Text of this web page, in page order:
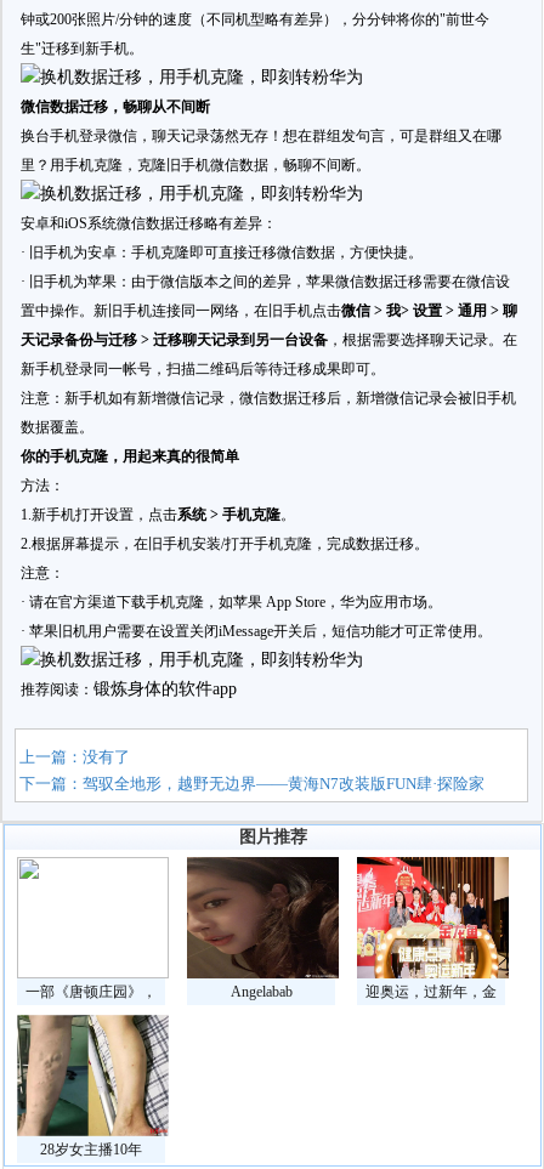
钟或200张照片/分钟的速度（不同机型略有差异），分分钟将你的"前世今
生"迁移到新手机。
微信数据迁移，畅聊从不间断
换台手机登录微信，聊天记录荡然无存！想在群组发句言，可是群组又在哪
里？用手机克隆，克隆旧手机微信数据，畅聊不间断。
安卓和iOS系统微信数据迁移略有差异：
· 旧手机为安卓：手机克隆即可直接迁移微信数据，方便快捷。
· 旧手机为苹果：由于微信版本之间的差异，苹果微信数据迁移需要在微信设
置中操作。新旧手机连接同一网络，在旧手机点击微信 > 我> 设置 > 通用 > 聊
天记录备份与迁移 > 迁移聊天记录到另一台设备 ，根据需要选择聊天记录。在
新手机登录同一帐号 ，扫描二维码后等待迁移成果即可。
注意：新手机如有新增微信记录，微信数据迁移后，新增微信记录会被旧手机
数据覆盖。
你的手机克隆，用起来真的很简单
方法：
1.新手机打开设置，点击系统 > 手机克隆。
2.根据屏幕提示，在旧手机安装/打开手机克隆，完成数据迁移。
注意：
· 请在官方渠道下载手机克隆，如苹果 App Store，华为应用市场。
· 苹果旧机用户需要在设置关闭iMessage开关后，短信功能才可正常使用。
推荐阅读： 锻炼身体的软件app
上一篇：没有了
下一篇：驾驭全地形，越野无边界——黄海N7改装版FUN肆·探险家
图片推荐
一部《唐顿庄园》， Angelabab 迎奥运，过新年，金
28岁女主播10年